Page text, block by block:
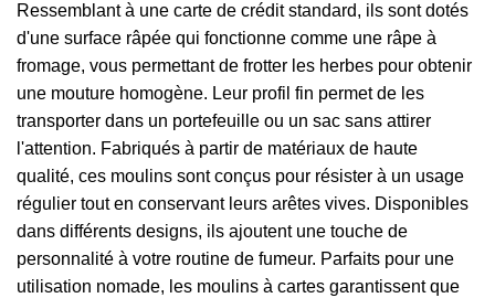
Ressemblant à une carte de crédit standard, ils sont dotés
d'une surface râpée qui fonctionne comme une râpe à
fromage, vous permettant de frotter les herbes pour obtenir
une mouture homogène. Leur profil fin permet de les
transporter dans un portefeuille ou un sac sans attirer
l'attention. Fabriqués à partir de matériaux de haute
qualité, ces moulins sont conçus pour résister à un usage
régulier tout en conservant leurs arêtes vives. Disponibles
dans différents designs, ils ajoutent une touche de
personnalité à votre routine de fumeur. Parfaits pour une
utilisation nomade, les moulins à cartes garantissent que